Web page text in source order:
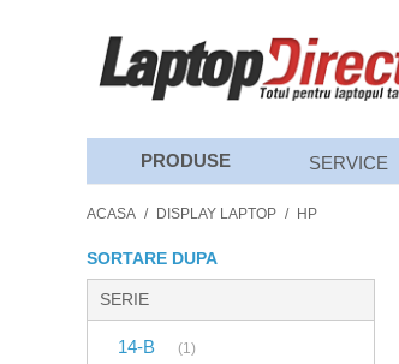
PRODUSE SERVICE
ACASA / DISPLAY LAPTOP / HP
SORTARE DUPA
SERIE
14-B (1)